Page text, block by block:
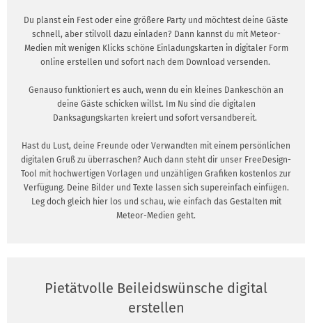
Du planst ein Fest oder eine größere Party und möchtest deine Gäste
schnell, aber stilvoll dazu einladen? Dann kannst du mit Meteor-
Medien mit wenigen Klicks schöne Einladungskarten in digitaler Form
online erstellen und sofort nach dem Download versenden.
Genauso funktioniert es auch, wenn du ein kleines Dankeschön an
deine Gäste schicken willst. Im Nu sind die digitalen
Danksagungskarten kreiert und sofort versandbereit.
Hast du Lust, deine Freunde oder Verwandten mit einem persönlichen
digitalen Gruß zu überraschen? Auch dann steht dir unser FreeDesign-
Tool mit hochwertigen Vorlagen und unzähligen Grafiken kostenlos zur
Verfügung. Deine Bilder und Texte lassen sich supereinfach einfügen.
Leg doch gleich hier los und schau, wie einfach das Gestalten mit
Meteor-Medien geht.
Pietätvolle Beileidswünsche digital
erstellen